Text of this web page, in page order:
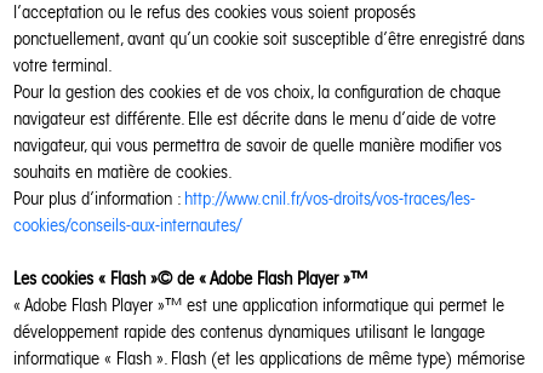
l’acceptation ou le refus des cookies vous soient proposés
ponctuellement, avant qu’un cookie soit susceptible d’être enregistré dans
votre terminal.
Pour la gestion des cookies et de vos choix, la configuration de chaque
navigateur est différente. Elle est décrite dans le menu d’aide de votre
navigateur, qui vous permettra de savoir de quelle manière modifier vos
souhaits en matière de cookies.
Pour plus d’information : http://www.cnil.fr/vos-droits/vos-traces/les-
cookies/conseils-aux-internautes/
Les cookies « Flash »© de « Adobe Flash Player »™
« Adobe Flash Player »™ est une application informatique qui permet le
développement rapide des contenus dynamiques utilisant le langage
informatique « Flash ». Flash (et les applications de même type) mémorise